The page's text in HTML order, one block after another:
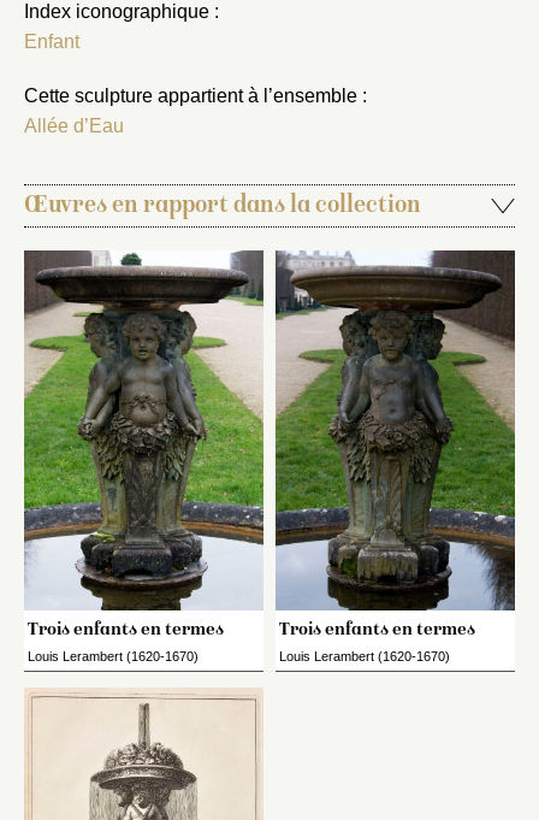
Index iconographique :
Enfant
Cette sculpture appartient à l’ensemble :
Allée d’Eau
Œuvres en rapport dans la collection
Trois enfants en termes
Louis Lerambert (1620-1670)
Trois enfants en termes
Louis Lerambert (1620-1670)